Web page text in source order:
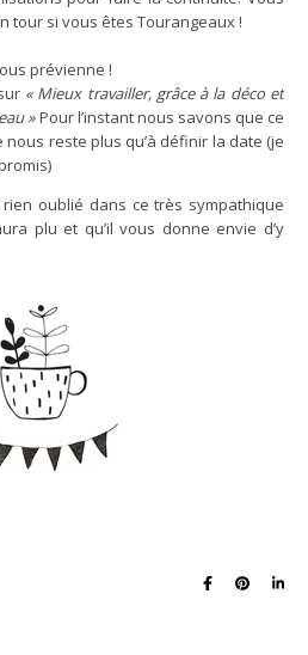
tour si vous êtes Tourangeaux !
prévienne !
« Mieux travailler, grâce à la déco et
»Pour l’instant nous savons que ce
nous reste plus qu’à définir la date (je
oublié dans ce très sympathique
plu et qu’il vous donne envie d’y